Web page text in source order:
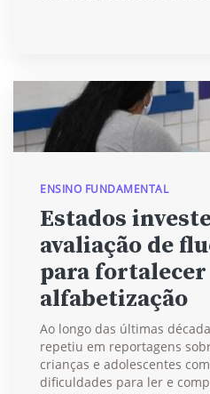
ENSINO FUNDAMENTAL
Estados
avaliação de
para
alfabetização
Ao longo das últimas
repetiu em reportagens
crianças e adolescentes
dificuldades para ler e